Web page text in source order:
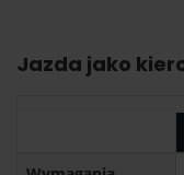
Jazda jako